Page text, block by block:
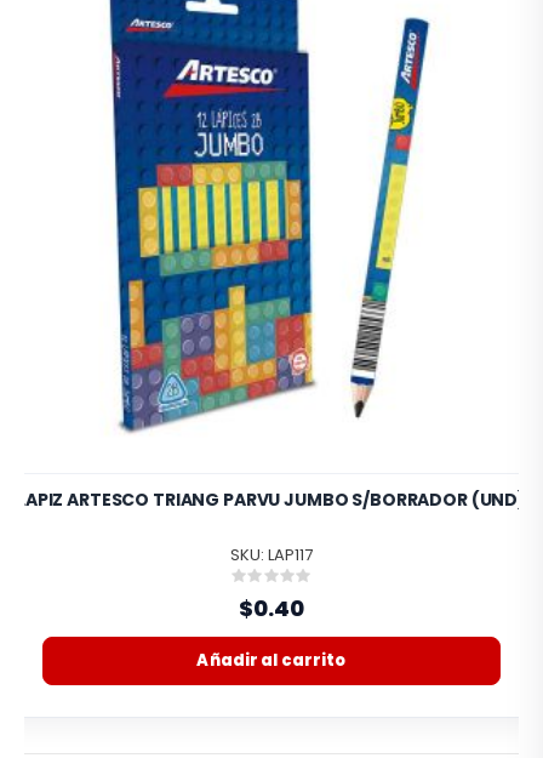
LAPIZ ARTESCO TRIANG PARVU JUMBO S/BORRADOR (UND)
SKU: LAP117
Rating:
0%
$0.40
Añadir al carrito